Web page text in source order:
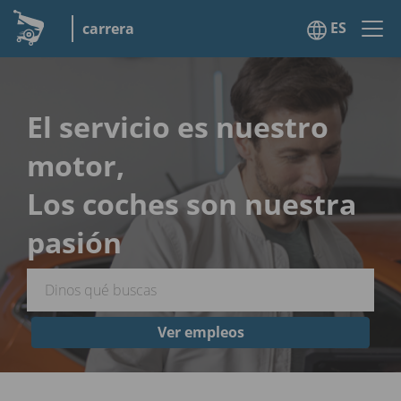
carrera ES
El servicio es nuestro
motor,
Los coches son nuestra
pasión
Ver empleos